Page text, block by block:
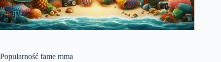
Popularność fame mma